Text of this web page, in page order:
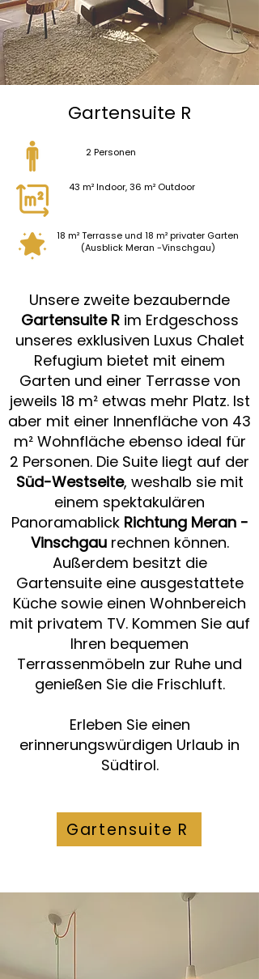
Gartensuite R
2 Personen
43 m² Indoor, 36 m² Outdoor
18 m² Terrasse und 18 m² privater Garten
(Ausblick Meran -Vinschgau)
Unsere zweite bezaubernde
Gartensuite Rim Erdgeschoss
unseres exklusiven Luxus Chalet
Refugium bietet mit einem
Garten und einer Terrasse von
jeweils 18 m² etwas mehr Platz. Ist
aber mit einer Innenfläche von 43
m² Wohnfläche ebenso ideal für
2 Personen. Die Suite liegt auf der
Süd-Westseite, weshalb sie mit
einem spektakulären
Panoramablick Richtung Meran -
Vinschgau rechnen können.
Außerdem besitzt die
Gartensuite eine ausgestattete
Küche sowie einen Wohnbereich
mit privatem TV. Kommen Sie auf
Ihren bequemen
Terrassenmöbeln zur Ruhe und
genießen Sie die Frischluft.
Erleben Sie einen
erinnerungswürdigen Urlaub in
Südtirol.
Gartensuite R